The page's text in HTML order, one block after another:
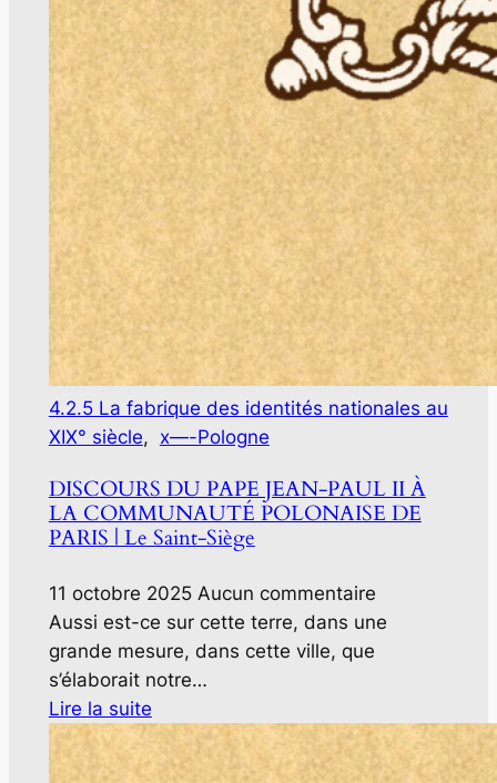
4.2.5 La fabrique des identités nationales au
XIX° siècle, x—-Pologne
DISCOURS DU PAPE JEAN-PAUL II À
LA COMMUNAUTÉ POLONAISE DE
PARIS | Le Saint-Siège
11 octobre 2025 Aucun commentaire
Aussi est-ce sur cette terre, dans une
grande mesure, dans cette ville, que
s’élaborait notre…
Lire la suite